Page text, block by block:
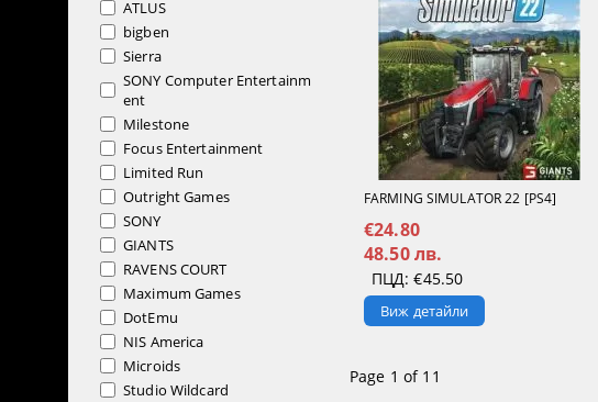
ATLUS
bigben
Sierra
SONY Computer Entertainm
ent
Milestone
Focus Entertainment
Limited Run
Outright Games
SONY
GIANTS
RAVENS COURT
Maximum Games
DotEmu
NIS America
Microids
Studio Wildcard
FARMING SIMULATOR 22 [PS4]
€24.80
48.50 лв.
ПЦД: €45.50
Виж детайли
Page 1 of 11